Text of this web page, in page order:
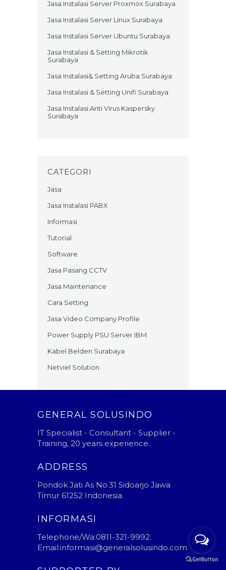
Jasa Instalasi Server Proxmox Surabaya
Jasa Instalasi Server Linux Surabaya
Jasa Instalasi Server Ubuntu Surabaya
Jasa Instalasi & Setting Mikrotik
Surabaya
Jasa Instalasi& Setting Aruba Surabaya
Jasa Instalasi & Setting Unifi Surabaya
Jasa Instalasi Anti Virus Kaspersky
Surabaya
CATEGORI
Jasa
Jasa Instalasi PABX
Informasi
Tutorial
Software
Jasa Pasang CCTV
Jasa Maintenance
Cara Setting
Jasa Video Company Profile
Power Supply PSU Server IBM
Kabel Belden Surabaya
Netviel Solution
GENERAL SOLUSINDO
IT Specialist - Consultant - Supplier -
Training, 20 years experience.
ADDRESS
Pondok Jati As No.31 Sidoarjo Jawa
Timur 61252 Indonesia.
INFORMASI
Telephone/Wa:0811-321-9992.
Email:informasi@generalsolusindo.com